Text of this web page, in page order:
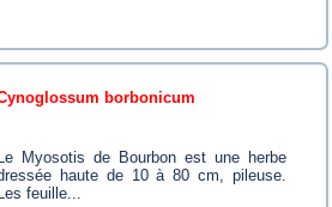
cynoglossum borbonicum
Le Myosotis de Bourbon est une herbe
haute de 10 à 80 cm, pileuse.
Les feuille...